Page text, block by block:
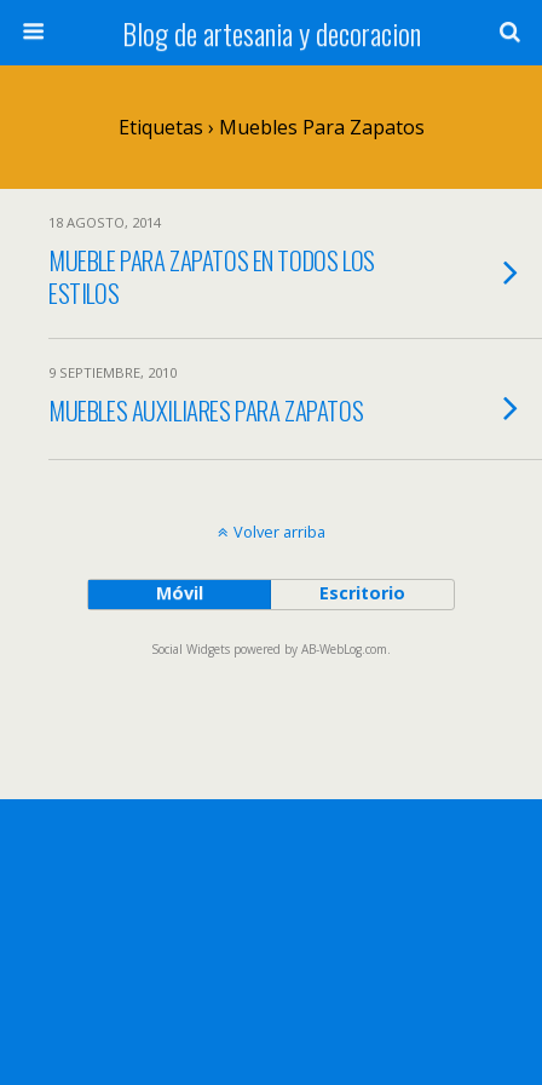
Blog de artesania y decoracion
Etiquetas › Muebles Para Zapatos
18 AGOSTO, 2014
MUEBLE PARA ZAPATOS EN TODOS LOS
ESTILOS
9 SEPTIEMBRE, 2010
MUEBLES AUXILIARES PARA ZAPATOS
Volver arriba
Móvil Escritorio
Social Widgets powered by AB-WebLog.com.